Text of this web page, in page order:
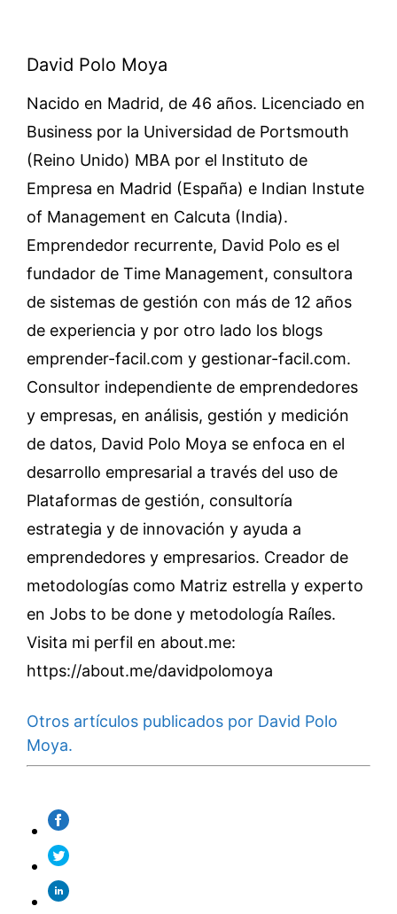
David Polo Moya
Nacido en Madrid, de 46 años. Licenciado en
Business por la Universidad de Portsmouth
(Reino Unido) MBA por el Instituto de
Empresa en Madrid (España) e Indian Instute
of Management en Calcuta (India).
Emprendedor recurrente, David Polo es el
fundador de Time Management, consultora
de sistemas de gestión con más de 12 años
de experiencia y por otro lado los blogs
emprender-facil.com y gestionar-facil.com.
Consultor independiente de emprendedores
y empresas, en análisis, gestión y medición
de datos, David Polo Moya se enfoca en el
desarrollo empresarial a través del uso de
Plataformas de gestión, consultoría
estrategia y de innovación y ayuda a
emprendedores y empresarios. Creador de
metodologías como Matriz estrella y experto
en Jobs to be done y metodología Raíles.
Visita mi perfil en about.me:
https://about.me/davidpolomoya
Otros artículos publicados por David Polo
Moya.